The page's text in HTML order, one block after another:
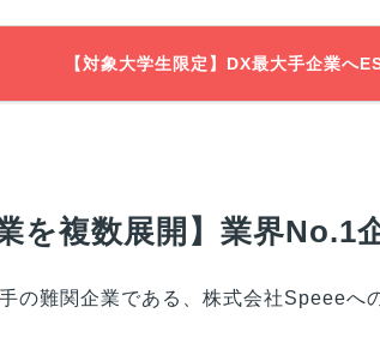
【対象大学生限定】DX最大手企業へ
を複数展開】業界No.1
の難関企業である、株式会社Speeeへ